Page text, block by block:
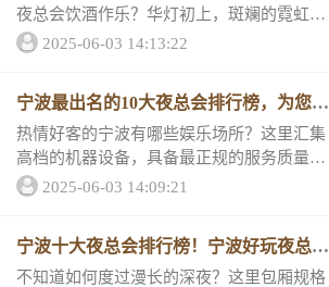
夜总会饮酒作乐？华灯初上，斑斓的霓虹灯
照亮了宁波的夜空。对于寻欢者而言。快乐
啤酒，实在...
2025-06-03 14:13:22
宁波最出名的10大夜总会排行榜，为您的
夜生活锦上添花
热情好客的宁波有哪些娱乐场所？这里汇集
高档的机器设备，具备最正规的服务质量和
服务金牌团队，繁华的娱乐行业为这座城市
致豪华、酒...
2025-06-03 14:09:21
宁波十大夜总会排行榜！宁波好玩夜总会
信息都在这里
不知道如何度过漫长的深夜？这里包厢规格